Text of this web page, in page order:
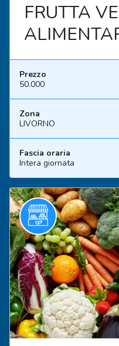
FRUTTA
Prezzo
50.000
Zona
LIVORNO
Fascia oraria
Intera giornata